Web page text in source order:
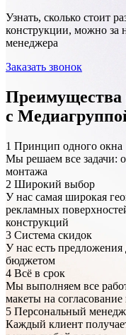
Узнать, сколько стоит
конструкции, можно за
менеджера
Заказать звонок
с
1 Принцип одного окна
Мы решаем все задачи:
монтажа
2 Широкий выбор
У нас самая широкая
рекламных
конструкций
3 Система скидок
У нас есть
бюджетом
4 Всё в срок
Мы выполняем все
макеты на
5 Персональный
Каждый клиент